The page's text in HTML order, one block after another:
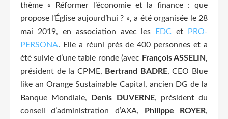
thème « Réformer l’économie et la finance : que
propose l’Église aujourd’hui ? », a été organisée le 28
mai 2019, en association avec les
EDC et
PRO-
PERSONA. Elle a réuni près de 400 personnes et a
été suivie d’une table ronde (avec François ASSELIN,
président de la CPME, Bertrand BADRE, CEO Blue
like an Orange Sustainable Capital, ancien DG de la
Banque Mondiale,
Denis DUVERNE, président du
conseil d’administration d’AXA,
Philippe ROYER,